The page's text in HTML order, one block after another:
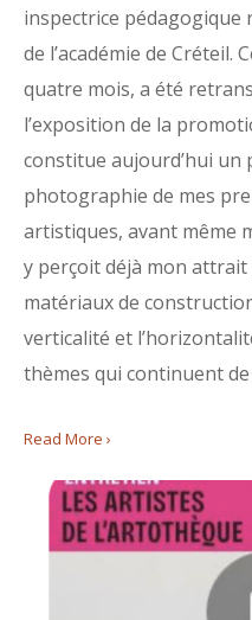
inspectrice pédagogique
de l’académie de Créteil.
quatre mois, a été
l’exposition de la
constitue aujourd’hui un
photographie de mes
artistiques, avant même
y perçoit déjà mon attrait
matériaux de
verticalité et
thèmes qui continuent
Read More ›